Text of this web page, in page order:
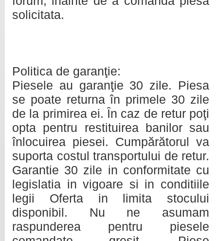
solicitata.
Politica de garanţie:
Piesele au garanţie 30 zile. Piesa
se poate returna în primele 30 zile
de la primirea ei. În caz de retur poţi
opta pentru restituirea banilor sau
înlocuirea piesei. Cumpărătorul va
suporta costul transportului de retur.
Garantie 30 zile in conformitate cu
legislatia in vigoare si in conditiile
legii Oferta in limita stocului
disponibil. Nu ne asumam
raspunderea pentru piesele